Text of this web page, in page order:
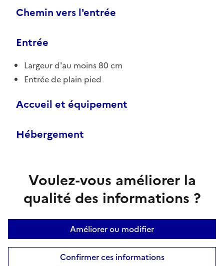
Chemin vers l'entrée
Entrée
Largeur d'au moins 80 cm
Entrée de plain pied
Accueil et équipement
Hébergement
Voulez-vous améliorer la
qualité des informations ?
Améliorer ou modifier
Confirmer ces informations